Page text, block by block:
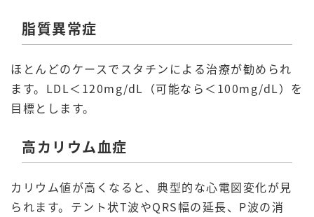
脂質異常症
ほとんどのケースでスタチンによる治療が勧められ
ます。LDL＜120mg/dL（可能なら＜100mg/dL）を
目標とします。
高カリウム血症
カリウム値が高くなると、典型的な心電図変化が見
られます。テント状T波やQRS幅の延長、P波の消